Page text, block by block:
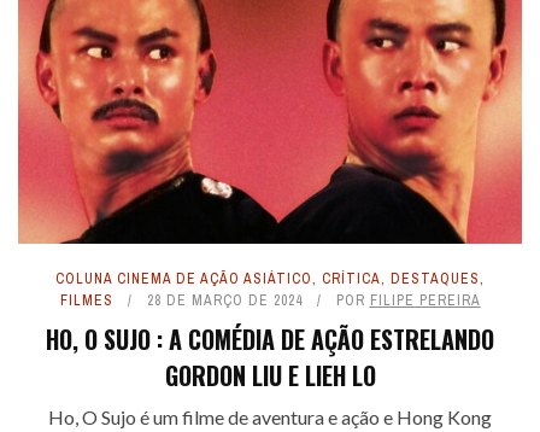
COLUNA CINEMA DE AÇÃO ASIÁTICO, CRÍTICA, DESTAQUES,
FILMES
28 DE MARÇO DE 2024 POR FILIPE PEREIRA
HO, O SUJO : A COMÉDIA DE AÇÃO ESTRELANDO
GORDON LIU E LIEH LO
Ho, O Sujo é um filme de aventura e ação e Hong Kong